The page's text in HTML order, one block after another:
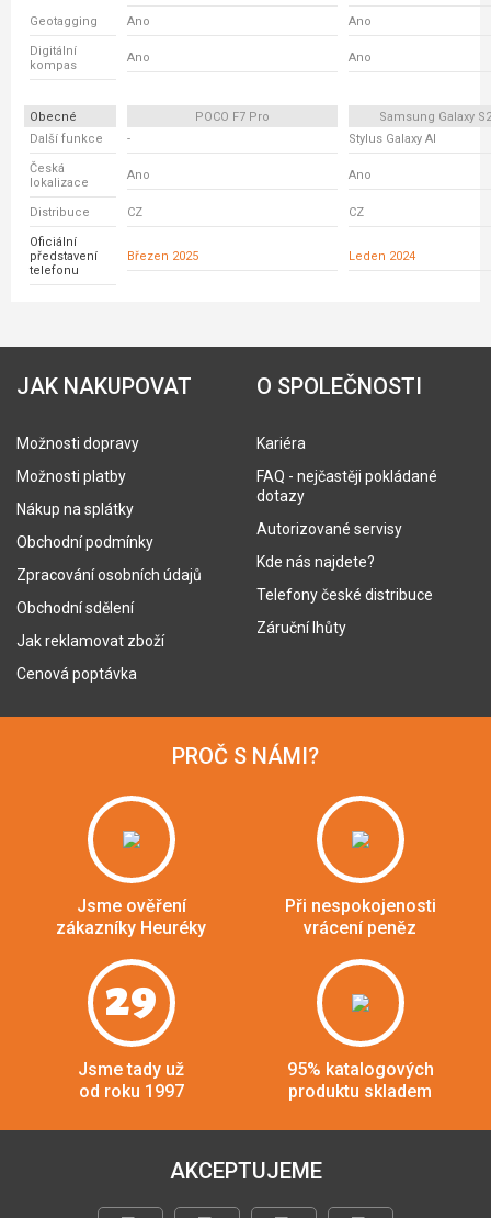
Geotagging Ano Ano
Digitální
kompas
Ano Ano
Obecné POCO F7 Pro
Samsung Galaxy
Další funkce
- Stylus Galaxy AI
Česká
lokalizace
Ano Ano
Distribuce CZ CZ
Oficiální
představení
telefonu
Březen 2025 Leden 2024
JAK NAKUPOVAT
Možnosti dopravy
Možnosti platby
Nákup na splátky
Obchodní podmínky
Zpracování osobních údajů
Obchodní sdělení
Jak reklamovat zboží
Cenová poptávka
O SPOLEČNOSTI
Kariéra
FAQ - nejčastěji pokládané
dotazy
Autorizované servisy
Kde nás najdete?
Telefony české distribuce
Záruční lhůty
PROČ S NÁMI?
Jsme ověření
zákazníky Heuréky
Při nespokojenosti
vrácení peněz
29
Jsme tady už
od roku 1997
95% katalogových
produktu skladem
AKCEPTUJEME